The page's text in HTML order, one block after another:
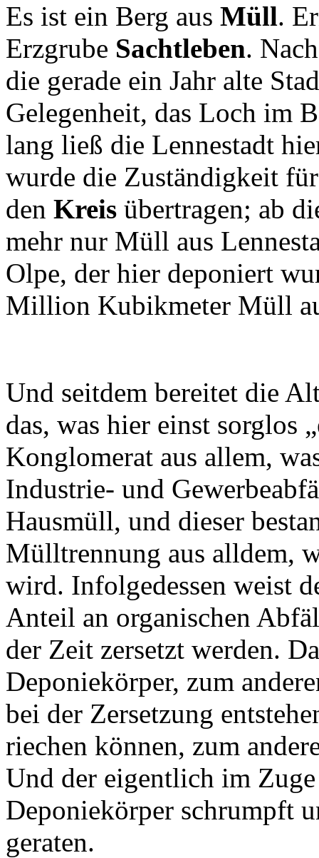
Es ist ein Berg aus Müll.
Erzgrube Sachtleben.
die gerade ein Jahr alte
Gelegenheit, das Loch im
lang ließ die Lennestadt
wurde die Zuständigkeit
den Kreis übertragen; ab
mehr nur Müll aus
Olpe, der hier deponiert
Million Kubikmeter Müll
Und seitdem bereitet die
das, was hier einst sorglos
Konglomerat aus allem,
Industrie- und
Hausmüll, und dieser
Mülltrennung aus alldem,
wird. Infolgedessen weist
Anteil an organischen
der Zeit zersetzt werden.
Deponiekörper, zum
bei der Zersetzung
riechen können, zum
Und der eigentlich im
Deponiekörper schrumpft
geraten.